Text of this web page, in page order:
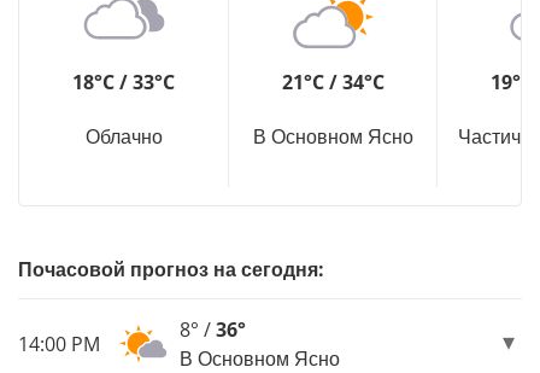
18°C / 33°C
Облачно
21°C / 34°C
В Основном Ясно
19°C
Почасовой прогноз на сегодня:
14:00 PM
8° /36°
В Основном Ясно